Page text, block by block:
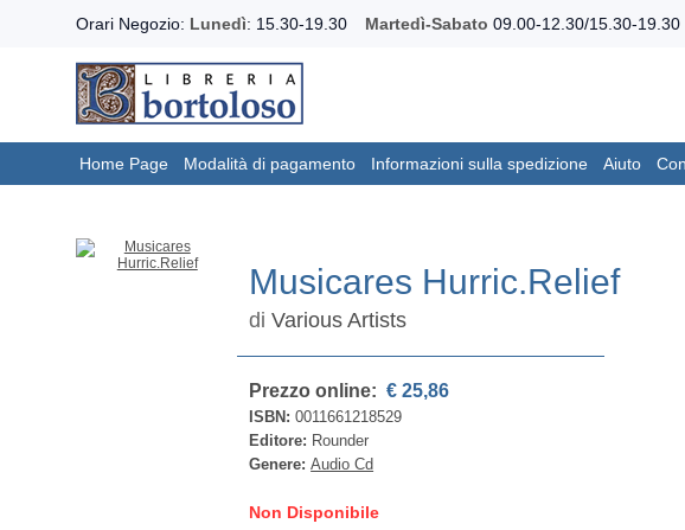
Orari Negozio: Lunedì: 15.30-19.30 Martedì-Sabato 09.00-12.30/15.30-19.30
Home Page Modalità di pagamento Informazioni sulla spedizione Aiuto
Musicares Hurric.Relief
diVarious Artists
Prezzo online: € 25,86
ISBN:0011661218529
Editore: Rounder
Genere:Audio Cd
Non Disponibile